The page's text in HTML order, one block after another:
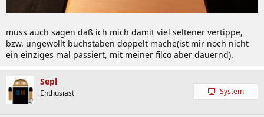
muss auch sagen daß ich mich damit viel seltener vertippe,
bzw. ungewollt buchstaben doppelt mache(ist mir noch nicht
ein einziges mal passiert, mit meiner filco aber dauernd).
Sepl
Enthusiast System